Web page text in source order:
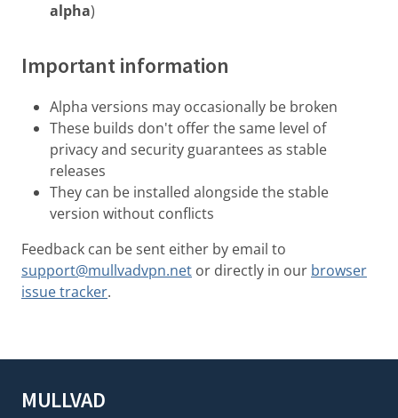
alpha)
Important information
Alpha versions may occasionally be broken
These builds don't offer the same level of
privacy and security guarantees as stable
releases
They can be installed alongside the stable
version without conflicts
Feedback can be sent either by email to
support@mullvadvpn.net or directly in our browser
issue tracker.
MULLVAD